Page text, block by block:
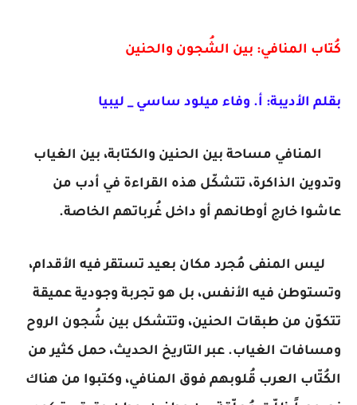
كُتاب المنافي: بين الشُجون والحنين
بقلم الأديبة: أ. وفاء ميلود ساسي _ ليبيا
المنافي مساحة بين الحنين والكتابة، بين الغياب
وتدوين الذاكرة، تتشكّل هذه القراءة في أدب من
عاشوا خارج أوطانهم أو داخل غُرباتهم الخاصة.
ليس المنفى مُجرد مكان بعيد تستقر فيه الأقدام،
وتستوطن فيه الأنفس، بل هو تجربة وجودية عميقة
تتكوّن من طبقات الحنين، وتتشكل بين شُجون الروح
ومسافات الغياب. عبر التاريخ الحديث، حمل كثير من
الكُتّاب العرب قُلوبهم فوق المنافي، وكتبوا من هناك